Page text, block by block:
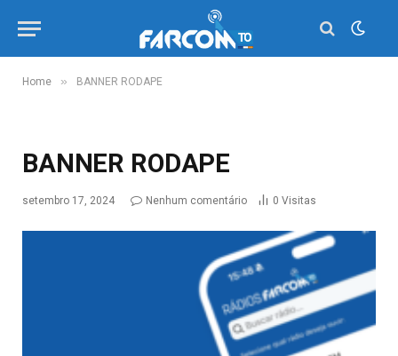
Home » BANNER RODAPE
BANNER RODAPE
setembro 17, 2024 Nenhum comentário 0 Visitas